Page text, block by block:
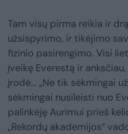
Tam visų pirma reikia ir
užsispyrimo, ir tikėjimo
fizinio pasirengimo. Visi
įveikę Everestą ir
įrodė... „Ne tik sėkmingai
sėkmingai nusileisti nuo
palinkėję Aurimui prieš
„Rekordų akademijos“